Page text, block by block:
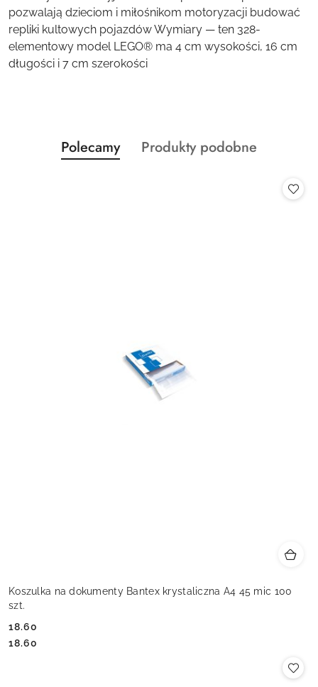
pozwalają dzieciom i miłośnikom motoryzacji budować
repliki kultowych pojazdów Wymiary — ten 328-
elementowy model LEGO® ma 4 cm wysokości, 16 cm
długości i 7 cm szerokości
Pomiń karuzelę produktów
Produkty
o
Polecamy
Produkty
Produkty podobne
Koszulka na dokumenty Bantex krystaliczna A4 45 mic 100
szt.
Cena:
18.60
Cena:
18.60